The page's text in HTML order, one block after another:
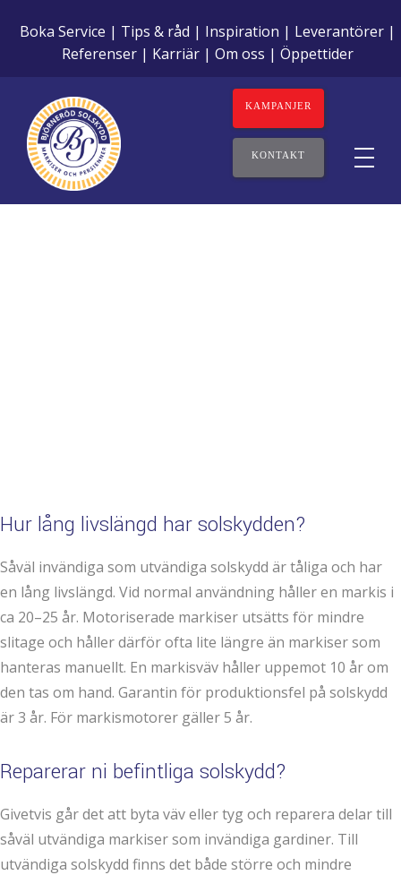
Boka Service Tips & råd Inspiration
Leverantörer
Referenser
Karriär Om oss Öppettider
KAMPANJER
KONTAKT
Hur lång livslängd har solskydden?
Såväl invändiga som utvändiga solskydd är tåliga och har
en lång livslängd. Vid normal användning håller en markis i
ca 20–25 år. Motoriserade markiser utsätts för mindre
slitage och håller därför ofta lite längre än markiser som
hanteras manuellt. En markisväv håller uppemot 10 år om
den tas om hand. Garantin för produktionsfel på solskydd
är 3 år. För markismotorer gäller 5 år.
Reparerar ni befintliga solskydd?
Givetvis går det att byta väv eller tyg och reparera delar till
såväl utvändiga markiser som invändiga gardiner. Till
utvändiga solskydd finns det både större och mindre